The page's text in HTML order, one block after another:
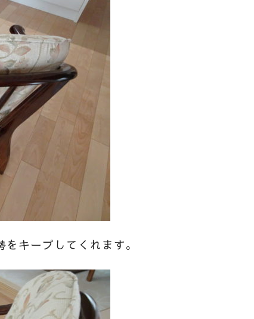
キープしてくれます。